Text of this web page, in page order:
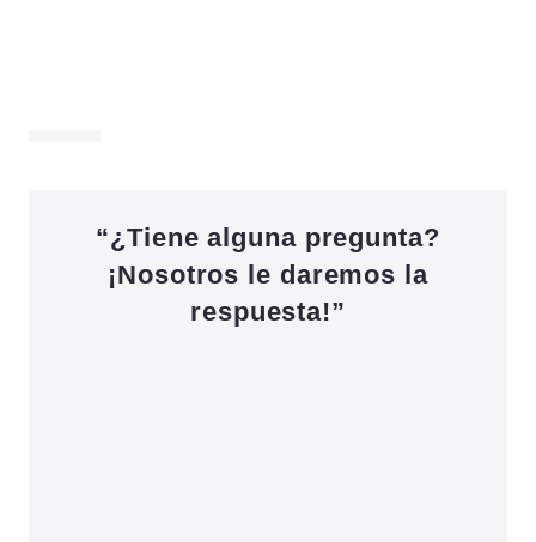
“¿Tiene alguna pregunta?
¡Nosotros le daremos la
respuesta!”